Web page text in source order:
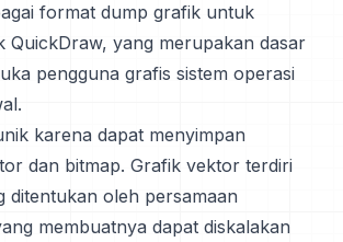
format dump grafik untuk
QuickDraw, yang merupakan dasar
pengguna grafis sistem operasi
karena dapat menyimpan
dan bitmap. Grafik vektor terdiri
ditentukan oleh persamaan
membuatnya dapat diskalakan